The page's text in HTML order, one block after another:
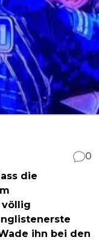
0
die
völlig
ihn bei den